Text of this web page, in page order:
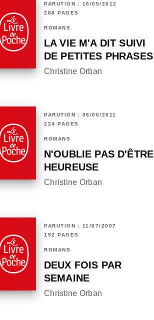
PARUTION : 16/05/2012
288 PAGES
ROMANS
LA VIE M'A DIT SUIVI
DE PETITES PHRASES
Christine Orban
PARUTION : 08/06/2011
224 PAGES
ROMANS
N'OUBLIE PAS D'ÊTRE
HEUREUSE
Christine Orban
PARUTION : 11/07/2007
192 PAGES
ROMANS
DEUX FOIS PAR
SEMAINE
Christine Orban